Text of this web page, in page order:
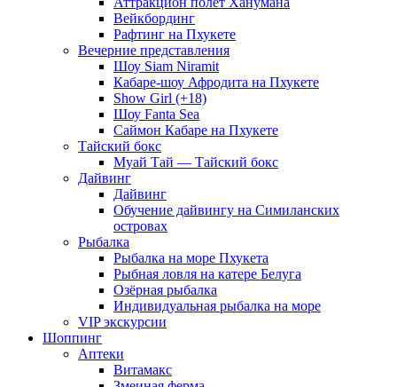
Вейкбординг
Рафтинг на Пхукете
Вечерние представления
Шоу Siam Niramit
Кабаре-шоу Афродита на Пхукете
Show Girl (+18)
Шоу Fanta Sea
Саймон Кабаре на Пхукете
Тайский бокс
Муай Тай — Тайский бокс
Дайвинг
Дайвинг
Обучение дайвингу на Симиланских
островах
Рыбалка
Рыбалка на море Пхукета
Рыбная ловля на катере Белуга
Озёрная рыбалка
Индивидуальная рыбалка на море
VIP экскурсии
Шоппинг
Аптеки
Витамакс